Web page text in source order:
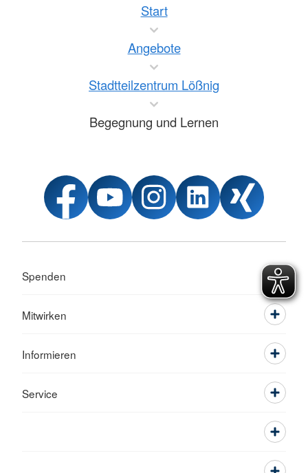
Start
Angebote
Stadtteilzentrum Lößnig
Begegnung und Lernen
Spenden
Mitwirken
Informieren
Service